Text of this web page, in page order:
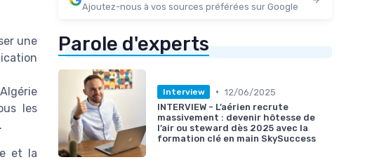
une
les
et la
Ajoutez-nous à vos sources préférées sur Google
Parole d'experts
Interview • 12/06/2025
INTERVIEW - L’aérien recrute
massivement : devenir hôtesse de
l’air ou steward dès 2025 avec la
formation clé en main SkySuccess